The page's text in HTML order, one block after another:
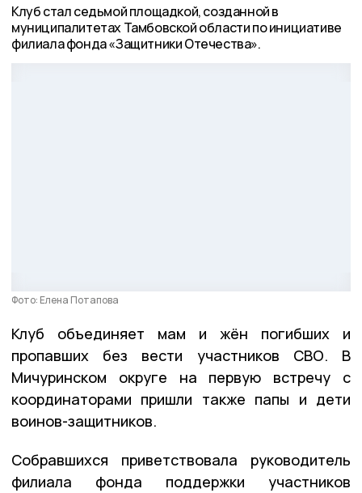
Клуб стал седьмой площадкой, созданной в
муниципалитетах Тамбовской области по инициативе
филиала фонда «Защитники Отечества».
Фото: Елена Потапова
Клуб объединяет мам и жён погибших и
пропавших без вести участников СВО. В
Мичуринском округе на первую встречу с
координаторами пришли также папы и дети
воинов-защитников.
Собравшихся приветствовала руководитель
филиала фонда поддержки участников